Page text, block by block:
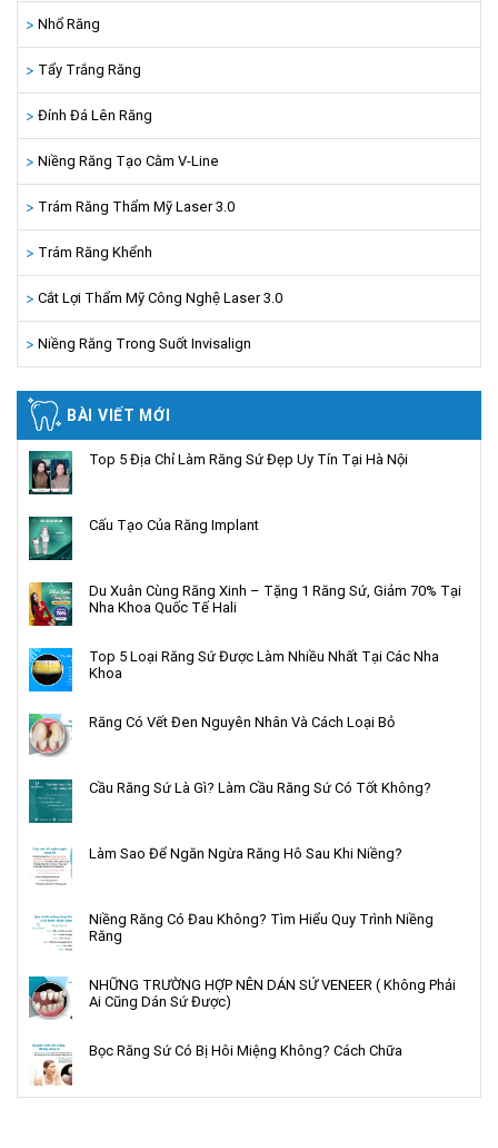
Nhổ Răng
Tẩy Trắng Răng
Đính Đá Lên Răng
Niềng Răng Tạo Cằm V-Line
Trám Răng Thẩm Mỹ Laser 3.0
Trám Răng Khểnh
Cắt Lợi Thẩm Mỹ Công Nghệ Laser 3.0
Niềng Răng Trong Suốt Invisalign
BÀI VIẾT MỚI
Top 5 Địa Chỉ Làm Răng Sứ Đẹp Uy Tín Tại Hà Nội
Cấu Tạo Của Răng Implant
Du Xuân Cùng Răng Xinh – Tặng 1 Răng Sứ, Giảm 70% Tại
Nha Khoa Quốc Tế Hali
Top 5 Loại Răng Sứ Được Làm Nhiều Nhất Tại Các Nha
Khoa
Răng Có Vết Đen Nguyên Nhân Và Cách Loại Bỏ
Cầu Răng Sứ Là Gì? Làm Cầu Răng Sứ Có Tốt Không?
Làm Sao Để Ngăn Ngừa Răng Hô Sau Khi Niềng?
Niềng Răng Có Đau Không? Tìm Hiểu Quy Trình Niềng
Răng
NHỮNG TRƯỜNG HỢP NÊN DÁN SỨ VENEER ( Không Phải
Ai Cũng Dán Sứ Được)
Bọc Răng Sứ Có Bị Hôi Miệng Không? Cách Chữa